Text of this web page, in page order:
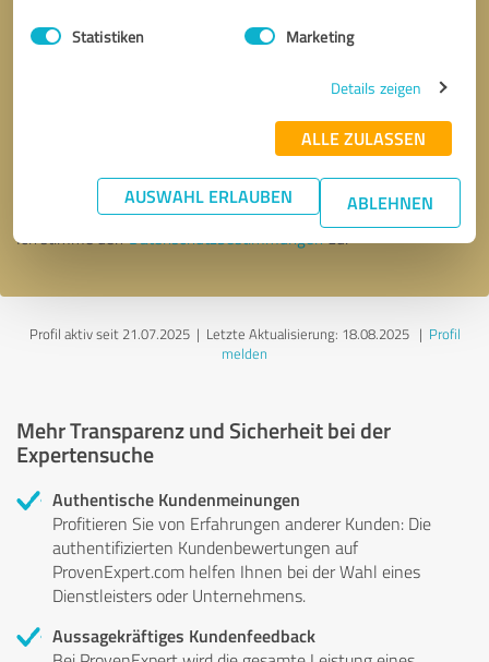
Statistiken Marketing
Details zeigen
ALLE ZULASSEN
AUSWAHL ERLAUBEN ABLEHNEN
* Erforderliche Angaben
Nachricht senden
Ich stimme denDatenschutzbestimmungenzu.
Profil aktiv seit 21.07.2025 | Letzte Aktualisierung: 18.08.2025| Profil
melden
Mehr Transparenz und Sicherheit bei der
Expertensuche
Authentische Kundenmeinungen
Profitieren Sie von Erfahrungen anderer Kunden: Die
authentifizierten Kundenbewertungen auf
ProvenExpert.com helfen Ihnen bei der Wahl eines
Dienstleisters oder Unternehmens.
Aussagekräftiges Kundenfeedback